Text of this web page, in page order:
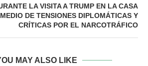
LA VISITA A TRUMP EN LA CASA
DE TENSIONES DIPLOMÁTICAS Y
CRÍTICAS POR EL NARCOTRÁFICO
MAY ALSO LIKE